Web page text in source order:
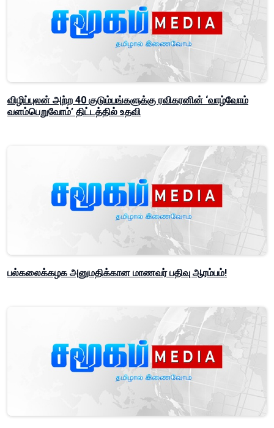
விழிப்புலன் அற்ற 40 குடும்பங்களுக்கு ரவிகரனின் ‘வாழ்வோம்
வளம்பெறுவோம்’ திட்டத்தில் உதவி
பல்கலைக்கழக அனுமதிக்கான மாணவர் பதிவு ஆரம்பம்!